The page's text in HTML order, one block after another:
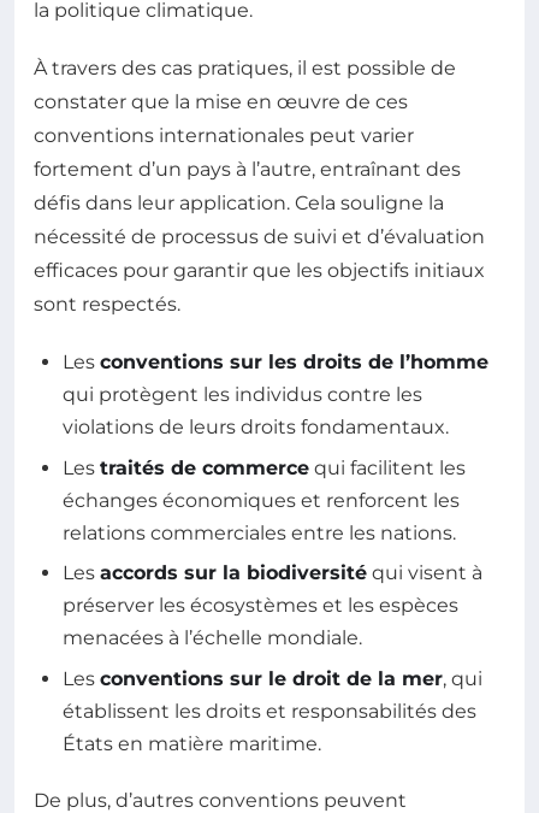
la politique climatique.
À travers des cas pratiques, il est possible de
constater que la mise en œuvre de ces
conventions internationales peut varier
fortement d’un pays à l’autre, entraînant des
défis dans leur application. Cela souligne la
nécessité de processus de suivi et d’évaluation
efficaces pour garantir que les objectifs initiaux
sont respectés.
Les conventions sur les droits de l’homme
qui protègent les individus contre les
violations de leurs droits fondamentaux.
Les traités de commerce qui facilitent les
échanges économiques et renforcent les
relations commerciales entre les nations.
Les accords sur la biodiversité qui visent à
préserver les écosystèmes et les espèces
menacées à l’échelle mondiale.
Les conventions sur le droit de la mer, qui
établissent les droits et responsabilités des
États en matière maritime.
De plus, d’autres conventions peuvent